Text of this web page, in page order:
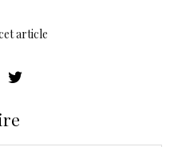
article